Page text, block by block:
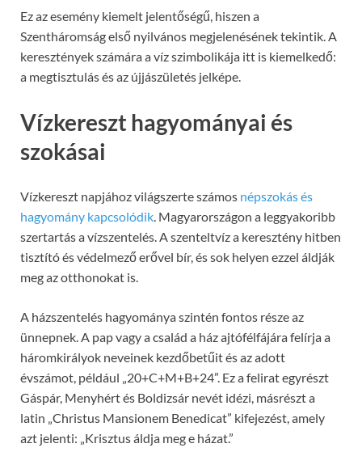
Ez az esemény kiemelt jelentőségű, hiszen a
Szentháromság első nyilvános megjelenésének tekintik. A
keresztények számára a víz szimbolikája itt is kiemelkedő:
a megtisztulás és az újjászületés jelképe.
Vízkereszt hagyományai és
szokásai
Vízkereszt napjához világszerte számos népszokás és
hagyomány kapcsolódik . Magyarországon a leggyakoribb
szertartás a vízszentelés. A szenteltvíz a keresztény hitben
tisztító és védelmező erővel bír, és sok helyen ezzel áldják
meg az otthonokat is.
A házszentelés hagyománya szintén fontos része az
ünnepnek. A pap vagy a család a ház ajtófélfájára felírja a
háromkirályok neveinek kezdőbetűit és az adott
évszámot, például „20+C+M+B+24”. Ez a felirat egyrészt
Gáspár, Menyhért és Boldizsár nevét idézi, másrészt a
latin „Christus Mansionem Benedicat” kifejezést, amely
azt jelenti: „Krisztus áldja meg e házat.”